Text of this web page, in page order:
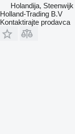
Holandija, Steenwijk
Holland-Trading B.V
Kontaktirajte prodavca